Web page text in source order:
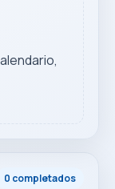
0 completados